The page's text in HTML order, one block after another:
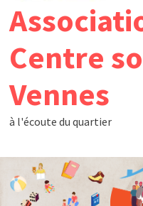
Centre
Vennes
à l'écoute du quartier